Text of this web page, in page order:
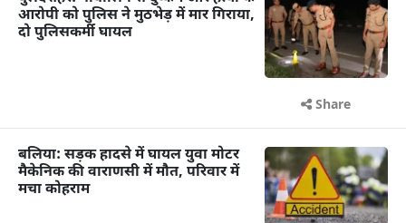
आरोपी को पुलिस ने मुठभेड़ में मार गिराया,
दो पुलिसकर्मी घायल
Share
बलिया: सड़क हादसे में घायल युवा मोटर
मैकेनिक की वाराणसी में मौत, परिवार में
मचा कोहराम